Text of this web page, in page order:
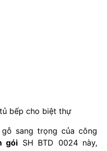
bếp cho biệt thự
sang trọng của công
gói SH BTD 0024 này,